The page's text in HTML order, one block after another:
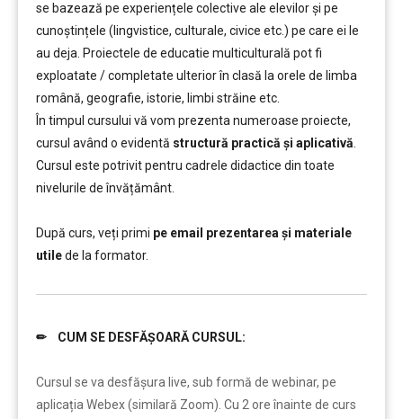
se bazează pe experiențele colective ale elevilor și pe
cunoștințele (lingvistice, culturale, civice etc.) pe care ei le
au deja. Proiectele de educatie multiculturală pot fi
exploatate / completate ulterior în clasă la orele de limba
română, geografie, istorie, limbi străine etc.
În timpul cursului vă vom prezenta numeroase proiecte,
cursul având o evidentă structură practică și aplicativă
Cursul este potrivit pentru cadrele didactice din toate
nivelurile de învățământ.
După curs, veți primi pe email prezentarea și materiale
utilede la formator.
✏ CUM SE DESFĂȘOARĂ CURSUL:
Cursul se va desfășura live, sub formă de webinar, pe
aplicația Webex (similară Zoom). Cu 2 ore înainte de curs